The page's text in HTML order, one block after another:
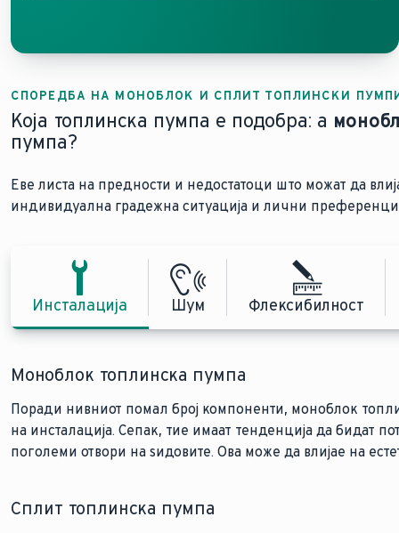
СПОРЕДБА НА МОНОБЛОК И СПЛИТ ТОПЛИНСКИ
Која топлинска пумпа е подобра: а
пумпа?
Еве листа на предности и недостатоци што можат да
индивидуална градежна ситуација и лични
Инсталација Шум Флексибилност
Моноблок топлинска пумпа
Поради нивниот помал број компоненти, моноблок
на инсталација. Сепак, тие имаат тенденција да бидат
поголеми отвори на ѕидовите. Ова може да влијае на
Сплит топлинска пумпа